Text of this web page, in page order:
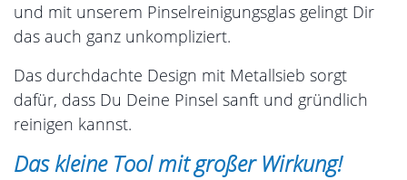
und mit unserem Pinselreinigungsglas gelingt Dir
das auch ganz unkompliziert.
Das durchdachte Design mit Metallsieb sorgt
dafür, dass Du Deine Pinsel sanft und gründlich
reinigen kannst.
Das kleine Tool mit großer Wirkung!